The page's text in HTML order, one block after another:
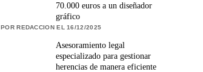
70.000 euros a un diseñador
gráfico
POR REDACCION EL 16/12/2025
Asesoramiento legal
especializado para gestionar
herencias de manera eficiente